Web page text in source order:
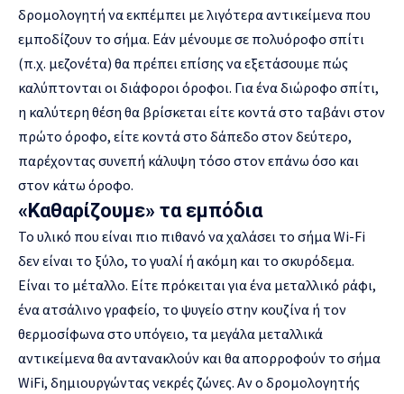
δρομολογητή να εκπέμπει με λιγότερα αντικείμενα που
εμποδίζουν το σήμα. Εάν μένουμε σε πολυόροφο σπίτι
(π.χ. μεζονέτα) θα πρέπει επίσης να εξετάσουμε πώς
καλύπτονται οι διάφοροι όροφοι. Για ένα διώροφο σπίτι,
η καλύτερη θέση θα βρίσκεται είτε κοντά στο ταβάνι στον
πρώτο όροφο, είτε κοντά στο δάπεδο στον δεύτερο,
παρέχοντας συνεπή κάλυψη τόσο στον επάνω όσο και
στον κάτω όροφο.
«Καθαρίζουμε» τα εμπόδια
Το υλικό που είναι πιο πιθανό να χαλάσει το σήμα Wi-Fi
δεν είναι το ξύλο, το γυαλί ή ακόμη και το σκυρόδεμα.
Είναι το μέταλλο. Είτε πρόκειται για ένα μεταλλικό ράφι,
ένα ατσάλινο γραφείο, το ψυγείο στην κουζίνα ή τον
θερμοσίφωνα στο υπόγειο, τα μεγάλα μεταλλικά
αντικείμενα θα αντανακλούν και θα απορροφούν το σήμα
WiFi, δημιουργώντας νεκρές ζώνες. Αν ο δρομολογητής